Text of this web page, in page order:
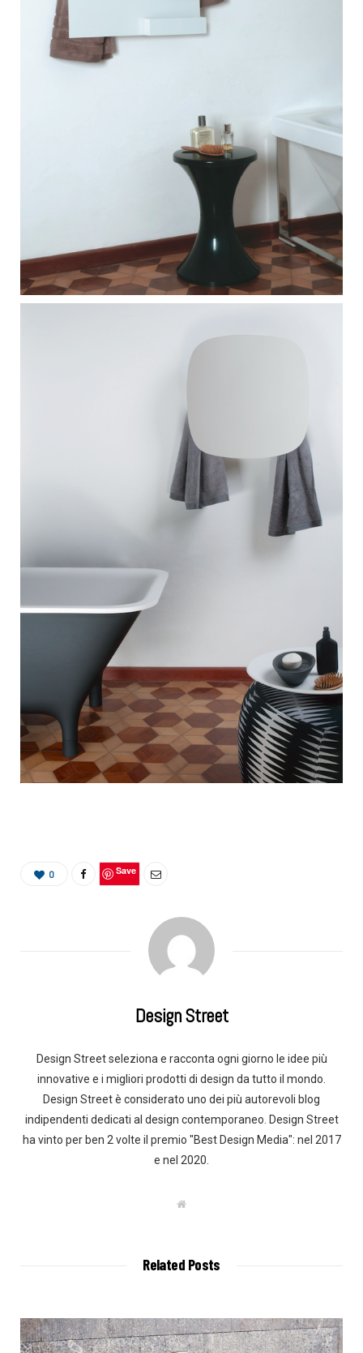
0 Save
Design Street
Design Street seleziona e racconta ogni giorno le idee più
innovative e i migliori prodotti di design da tutto il mondo.
Design Street è considerato uno dei più autorevoli blog
indipendenti dedicati al design contemporaneo. Design Street
ha vinto per ben 2 volte il premio "Best Design Media": nel 2017
e nel 2020.
W
Related Posts